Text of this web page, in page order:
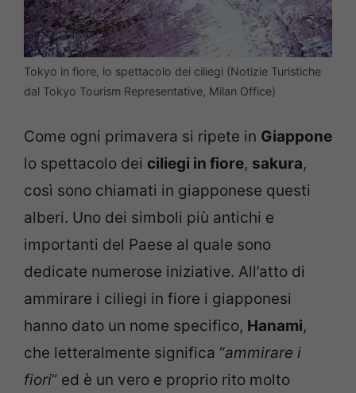
Tokyo in fiore, lo spettacolo dei ciliegi (Notizie Turistiche
dal Tokyo Tourism Representative, Milan Office)
Come ogni primavera si ripete in Giappone
lo spettacolo dei ciliegi in fiore, sakura,
così sono chiamati in giapponese questi
alberi. Uno dei simboli più antichi e
importanti del Paese al quale sono
dedicate numerose iniziative. All’atto di
ammirare i ciliegi in fiore i giapponesi
hanno dato un nome specifico, Hanami,
che letteralmente significa “ammirare i
fiori” ed è un vero e proprio rito molto